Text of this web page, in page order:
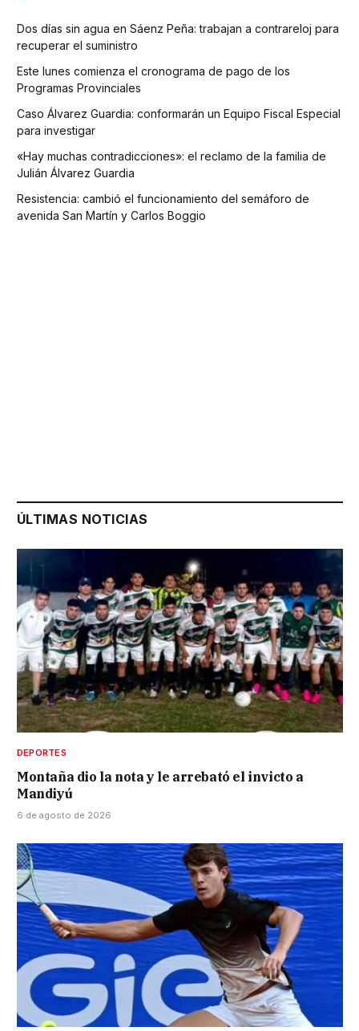
Dos días sin agua en Sáenz Peña: trabajan a contrareloj para
recuperar el suministro
Este lunes comienza el cronograma de pago de los
Programas Provinciales
Caso Álvarez Guardia: conformarán un Equipo Fiscal Especial
para investigar
«Hay muchas contradicciones»: el reclamo de la familia de
Julián Álvarez Guardia
Resistencia: cambió el funcionamiento del semáforo de
avenida San Martín y Carlos Boggio
ÚLTIMAS NOTICIAS
DEPORTES
Montaña dio la nota y le arrebató el invicto a
Mandiyú
6 de agosto de 2026